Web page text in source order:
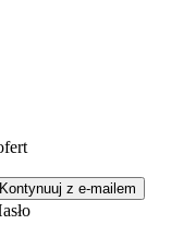
Kontynuuj z e-mailem